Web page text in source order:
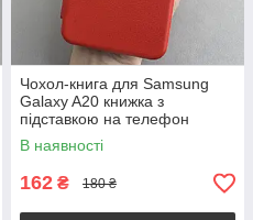
Чохол-книга для Samsung
Galaxy A20 книжка з
підставкою на телефон
самсунг а20 червона stn
В наявності
162 ₴ 180 ₴